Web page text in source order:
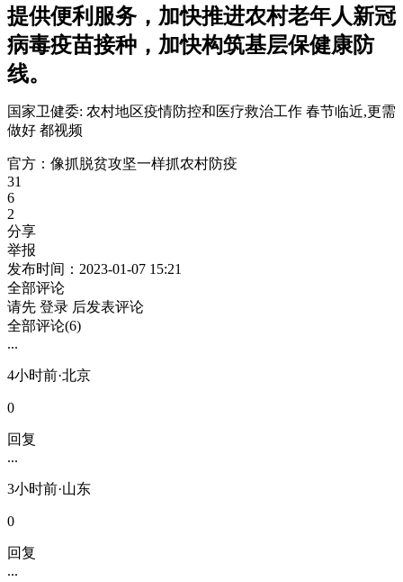
提供便利服务，加快推进农村老年人新冠
病毒疫苗接种，加快构筑基层保健康防
线。
国家卫健委: 农村地区疫情防控和医疗救治工作 春节临近,更需
做好 都视频
官方：像抓脱贫攻坚一样抓农村防疫
31
6
2
分享
举报
发布时间：2023-01-07 15:21
全部评论
请先 登录 后发表评论
全部评论(6)
...
4小时前·北京
0
回复
...
3小时前·山东
0
回复
...